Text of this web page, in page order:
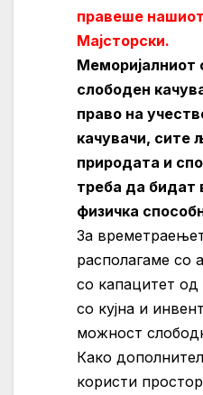
правеше
Мајсторски.
Mеморијалниот
слободен
право на
качувачи, сите
природата и
треба да бидат
физичка
За
располагаме со
со капацитет од
со кујна и
можност
Како
користи